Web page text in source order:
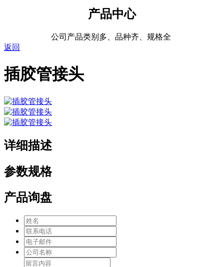
产品中心
公司产品类别多、品种齐、规格全
返回
插胶管接头
详细描述
参数规格
产品询盘